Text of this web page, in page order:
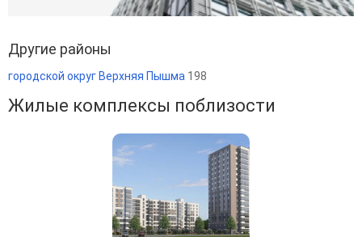
Другие районы
городской округ Верхняя Пышма 198
Жилые комплексы поблизости